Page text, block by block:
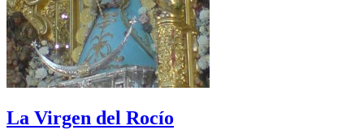
La Virgen del Rocío